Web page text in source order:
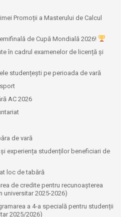
Promoții a Masterului de Calcul
de Cupă Mondială 2026!
în cadrul examenelor de licență și
studențești pe perioada de vară
AC 2026
de vară
experiența studenților beneficiari de
loc de tabără
de credite pentru recunoașterea
universitar 2025-2026)
a 4-a specială pentru studenții
2025/2026)